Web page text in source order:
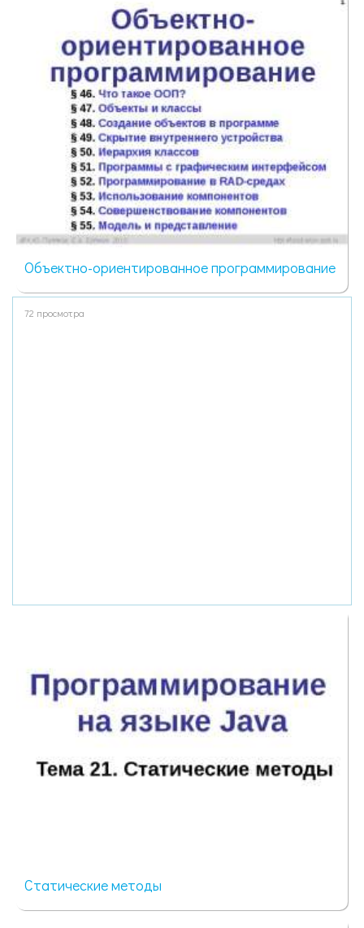
Объектно-ориентированное программирование
72 просмотра
Статические методы